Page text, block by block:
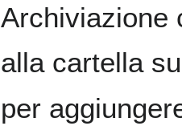
Archiviazione
alla cartella
per